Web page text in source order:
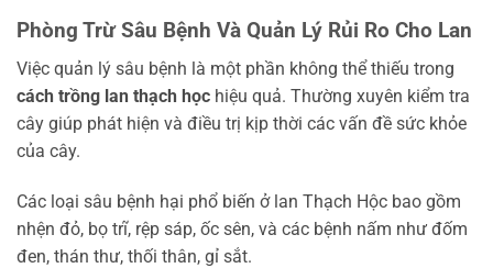
Phòng Trừ Sâu Bệnh Và Quản Lý Rủi Ro Cho Lan
Việc quản lý sâu bệnh là một phần không thể thiếu trong
cách trồng lan thạch học hiệu quả. Thường xuyên kiểm tra
cây giúp phát hiện và điều trị kịp thời các vấn đề sức khỏe
của cây.
Các loại sâu bệnh hại phổ biến ở lan Thạch Hộc bao gồm
nhện đỏ, bọ trĩ, rệp sáp, ốc sên, và các bệnh nấm như đốm
đen, thán thư, thối thân, gỉ sắt.